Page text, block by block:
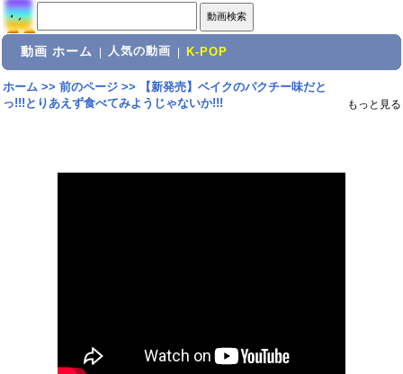
動画 ホーム 人気の動画 K-POP
ホーム>> 前のページ>>
【新発売】ベイクのパクチー味だと
っ!!!とりあえず食べてみようじゃないか!!!
もっと見る